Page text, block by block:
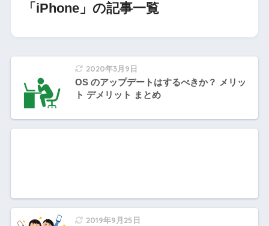
「iPhone」の記事一覧
2020年3月9日
OS のアップデートはするべきか？ メリッ
ト デメリット まとめ
2019年9月25日